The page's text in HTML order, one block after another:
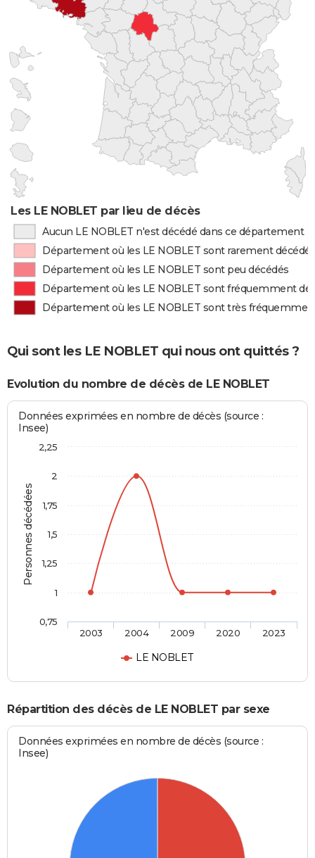
Les LE NOBLET par lieu de décès
Aucun LE NOBLET n'est décédé dans ce département
Département où les LE NOBLET sont rarement
Département où les LE NOBLET sont peu décédés
Département où les LE NOBLET sont fréquemment
Département où les LE NOBLET sont très
Qui sont les LE NOBLET qui nous ont quittés ?
Evolution du nombre de décès de LE NOBLET
Personnes décédées
Données exprimées en nombre de décès (source :
Insee)
LE NOBLET
2003 2004 2009 2020 2023
0,75
1
1,25
1,5
1,75
2
2,25
Répartition des décès de LE NOBLET par sexe
Données exprimées en nombre de décès (source :
Insee)